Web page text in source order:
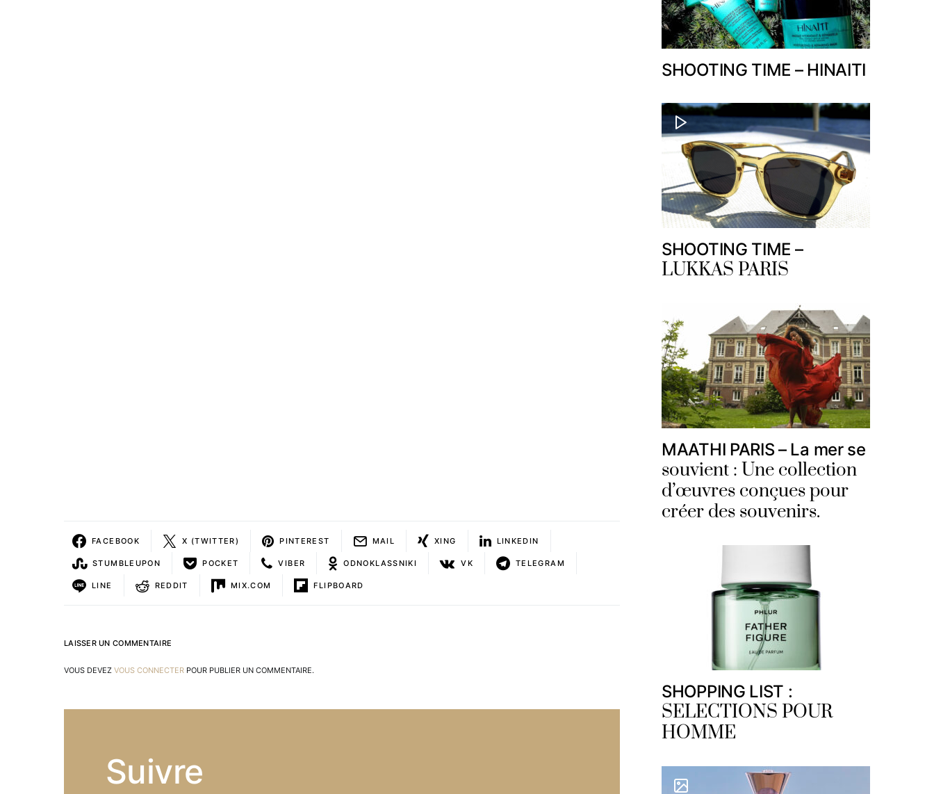
FACEBOOK X (TWITTER) PINTEREST MAIL XING LINKEDIN
STUMBLEUPON POCKET VIBER ODNOKLASSNIKI VK TELEGRAM
LINE REDDIT MIX.COM FLIPBOARD
LAISSER UN COMMENTAIRE
VOUS DEVEZ VOUS CONNECTER POUR PUBLIER UN COMMENTAIRE.
Suivre
SHOOTING TIME – HINAITI
SHOOTING TIME –
LUKKAS PARIS
MAATHI PARIS – La mer se
souvient : Une collection
d’œuvres conçues pour
créer des souvenirs.
SHOPPING LIST :
SELECTIONS POUR
HOMME